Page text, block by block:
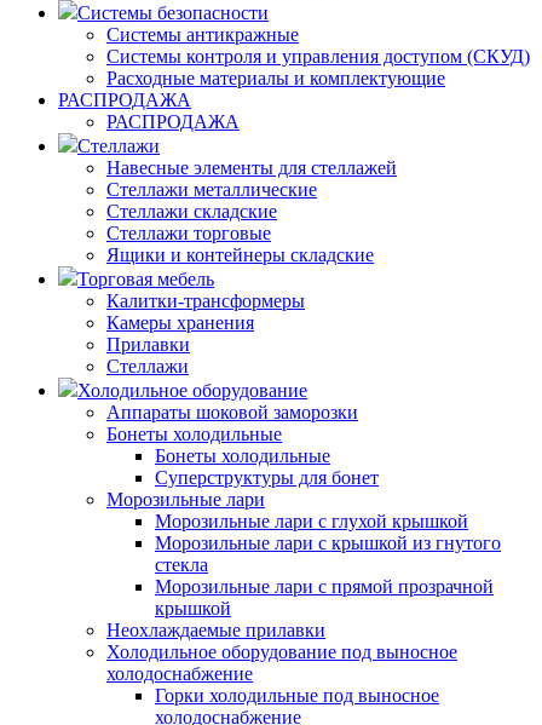
Системы безопасности
Системы антикражные
Системы контроля и управления доступом (СКУД)
Расходные материалы и комплектующие
РАСПРОДАЖА
РАСПРОДАЖА
Стеллажи
Навесные элементы для стеллажей
Стеллажи металлические
Стеллажи складские
Стеллажи торговые
Ящики и контейнеры складские
Торговая мебель
Калитки-трансформеры
Камеры хранения
Прилавки
Стеллажи
Холодильное оборудование
Аппараты шоковой заморозки
Бонеты холодильные
Бонеты холодильные
Суперструктуры для бонет
Морозильные лари
Морозильные лари с глухой крышкой
Морозильные лари с крышкой из гнутого
стекла
Морозильные лари с прямой прозрачной
крышкой
Неохлаждаемые прилавки
Холодильное оборудование под выносное
холодоснабжение
Горки холодильные под выносное
холодоснабжение